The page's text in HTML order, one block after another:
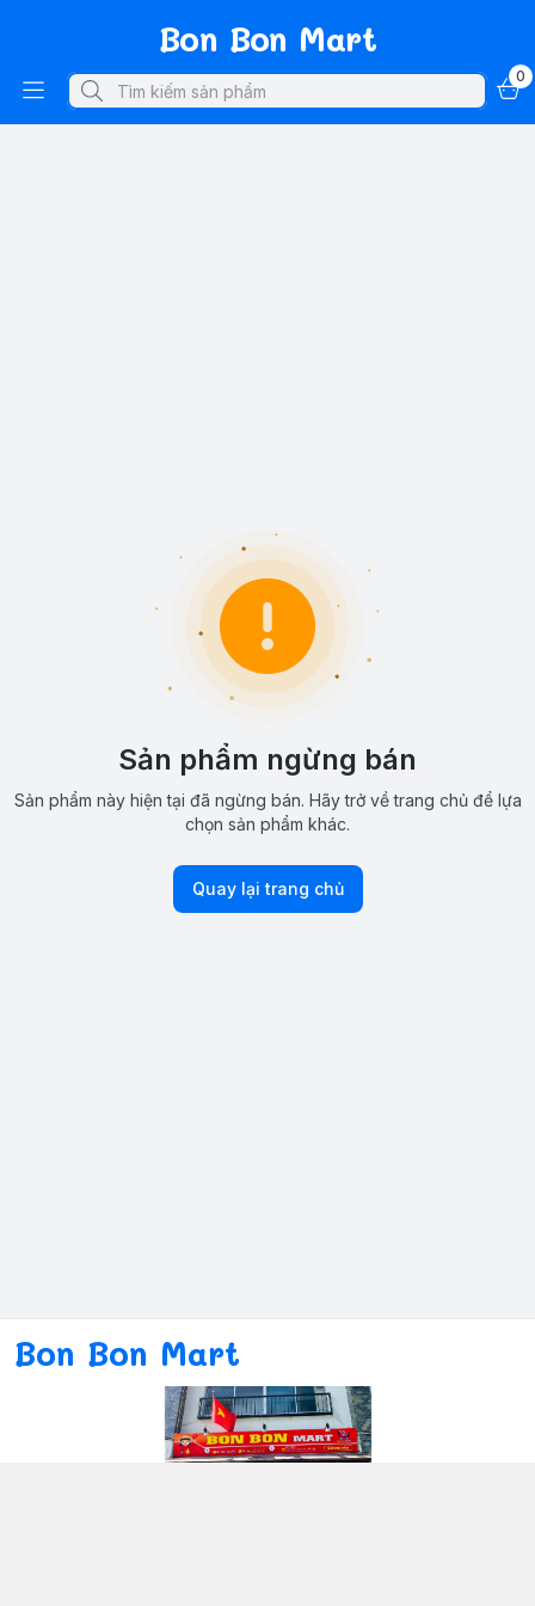
Bon Bon Mart
0
Sản phẩm ngừng bán
Sản phẩm này hiện tại đã ngừng bán. Hãy trở về trang chủ để lựa
chọn sản phẩm khác.
Quay lại trang chủ
Bon Bon Mart